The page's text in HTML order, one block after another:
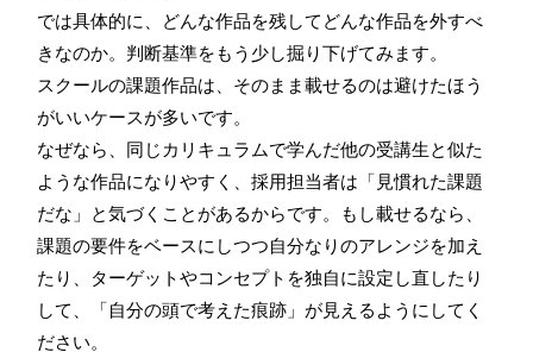
では具体的に、どんな作品を残してどんな作品を外すべ
きなのか。判断基準をもう少し掘り下げてみます。
スクールの課題作品は、そのまま載せるのは避けたほう
がいいケースが多いです。
なぜなら、同じカリキュラムで学んだ他の受講生と似た
ような作品になりやすく、採用担当者は「見慣れた課題
だな」と気づくことがあるからです。もし載せるなら、
課題の要件をベースにしつつ自分なりのアレンジを加え
たり、ターゲットやコンセプトを独自に設定し直したり
して、「自分の頭で考えた痕跡」が見えるようにしてく
ださい。